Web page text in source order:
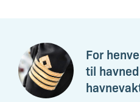
For
til